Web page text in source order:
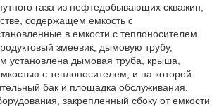
газа из нефтедобывающих скважин,
содержащем емкость с
в емкости с теплоносителем
змеевик, дымовую трубу,
установлена дымовая труба, крыша,
с теплоносителем, и на которой
бак и площадка обслуживания,
закрепленный сбоку от емкости